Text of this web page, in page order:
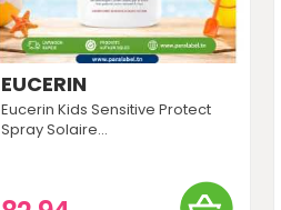
EUCERIN
Eucerin Kids Sensitive Protect
Spray Solaire...